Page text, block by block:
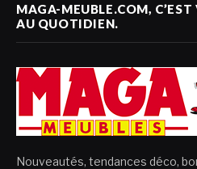
MAGA-MEUBLE.COM,
AU QUOTIDIEN.
Nouveautés, tendances déco,